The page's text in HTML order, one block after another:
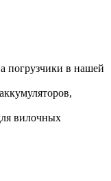
погрузчики в нашей
вилочных